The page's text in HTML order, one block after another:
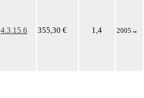
4.3.15.6 355,30 € 1,4 2005 →